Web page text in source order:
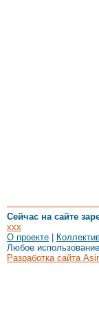
Сейчас на сайте
xxx
О проекте
Любое
Разработка сайта